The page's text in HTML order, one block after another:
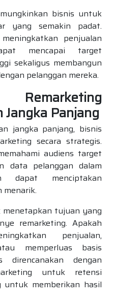
bisnis untuk
yang semakin padat.
penjualan
mencapai target
sekaligus membangun
pelanggan mereka.
Remarketing
Panjang
jangka panjang, bisnis
secara strategis.
audiens target
data pelanggan dalam
dapat menciptakan
menarik.
tujuan yang
remarketing. Apakah
penjualan,
memperluas basis
direncanakan dengan
untuk retensi
untuk memberikan hasil